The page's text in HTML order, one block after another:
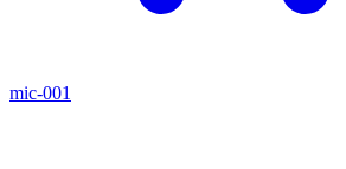
mic-001